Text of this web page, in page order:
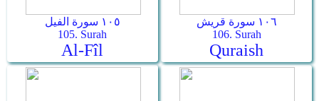
١٠٥ سورة الفيل
105. Surah
Al-Fîl
١٠٦ سورة قريش
106. Surah
Quraish